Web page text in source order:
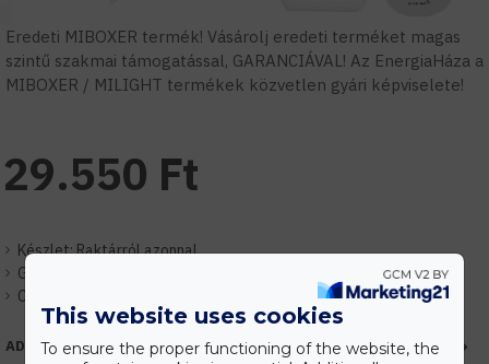
Eredeti MIBOXER termék! Vásárolj eredeti terméket magas
szintű szakmai támogatással, GARANCIÁVAL! Az EnergiaHáza a
MIBOXER / MILIGHT termékek közvetlen gyári képviselete!
Készlet:Raktárról azonnal
Gyártó:
Cikkszám:
29.550 Ft
ADATOK
This website uses cookies
To ensure the proper functioning of the website, the